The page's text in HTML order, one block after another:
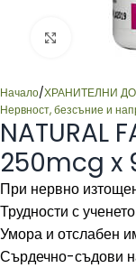
Click to
Начало/ХРАНИТЕЛНИ
Нервност, безсъние и
NATURAL
250mcg x
При нервно
Трудности с
Умора и отслабен
Сърдечно-съдови